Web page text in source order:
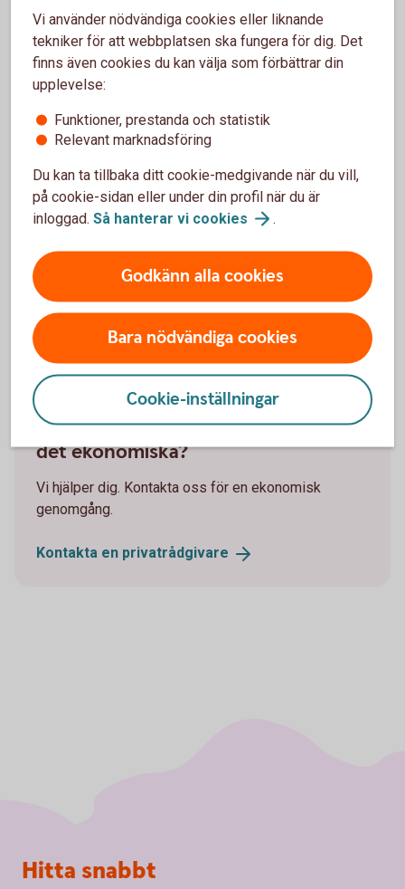
För att se detta innehåll behöver du först
godkänna cookies för Funktioner, prestanda
och statistik.
Funderar du på att sälja?
Kontakta någon av våra lokala fastighetsmäklare.
Lokalafastighetsmäklare
Har du sålt och behöver hjälp med
det ekonomiska?
Vi hjälper dig. Kontakta oss för en ekonomisk
genomgång.
Kontakta en privatrådgivare
Vi använder nödvändiga cookies eller liknande
tekniker för att webbplatsen ska fungera för dig. Det
finns även cookies du kan välja som förbättrar din
upplevelse:
Funktioner, prestanda och statistik
Relevant marknadsföring
Du kan ta tillbaka ditt cookie-medgivande när du vill,
på cookie-sidan eller under din profil när du är
inloggad. Så hanterar vi cookies .
Godkänn alla cookies
Bara nödvändiga cookies
Cookie-inställningar
Sidfot
Hitta snabbt